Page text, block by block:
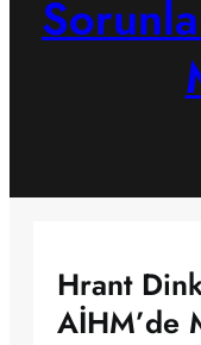
Hrant
AİHM’de